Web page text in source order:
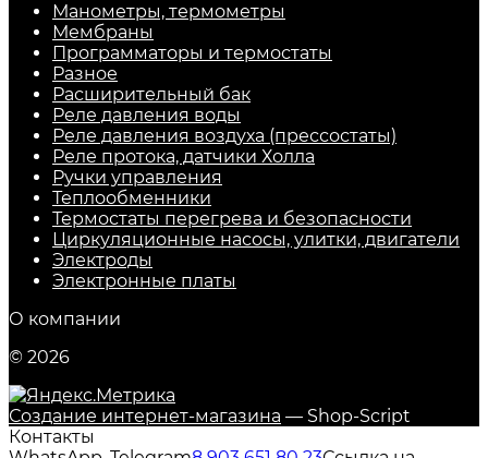
Манометры, термометры
Мембраны
Программаторы и термостаты
Разное
Расширительный бак
Реле давления воды
Реле давления воздуха (прессостаты)
Реле протока, датчики Холла
Ручки управления
Теплообменники
Термостаты перегрева и безопасности
Циркуляционные насосы, улитки, двигатели
Электроды
Электронные платы
О компании
© 2026
Создание интернет-магазина — Shop-Script
Контакты